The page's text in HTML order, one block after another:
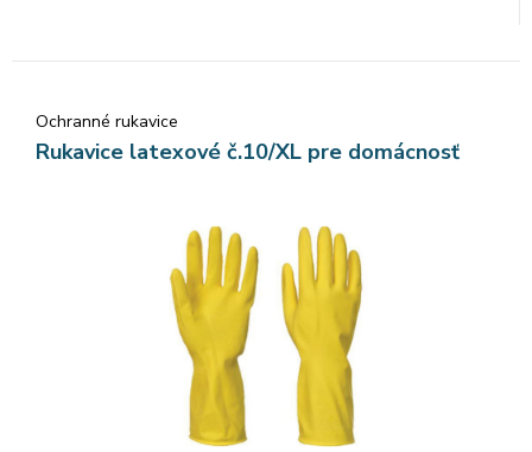
Ochranné rukavice
Rukavice latexové č.10/XL pre domácnosť